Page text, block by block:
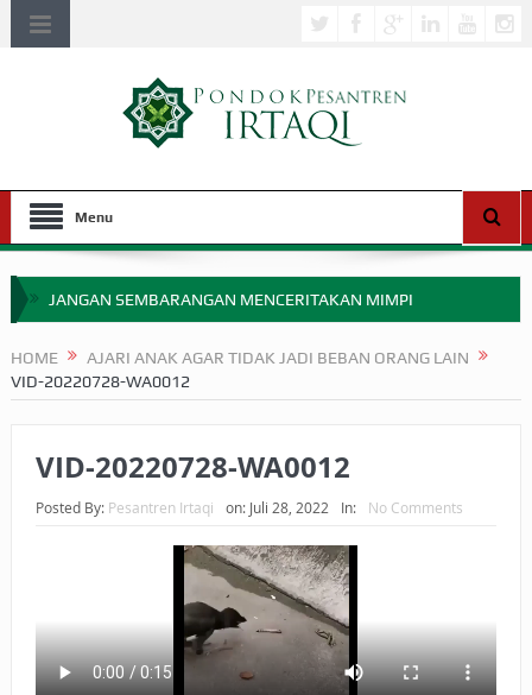
Menu
JANGAN SEMBARANGAN MENCERITAKAN MIMPI
MIMPI YANG DIABAIKAN MENJELANG PERANG BADAR
SEBELUM TIBA SAAT WAJIB?
BAGAIMANA CARA MEMBAYAR ZAKAT UANG?
UANG HARAM BISA MENJADI HALAL JIKA SEBAB
KEPEMILIKANNYA BERUBAH
HOME
AJARI ANAK AGAR TIDAK JADI BEBAN ORANG LAIN
VID-20220728-WA0012
VID-20220728-WA0012
Posted By: Pesantren Irtaqi on: Juli 28, 2022 In: No Comments